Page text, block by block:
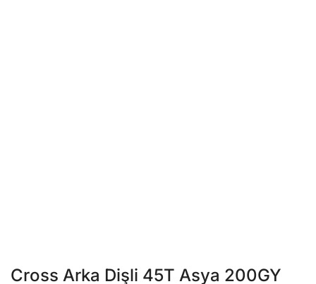
Cross Arka Dişli 45T Asya 200GY